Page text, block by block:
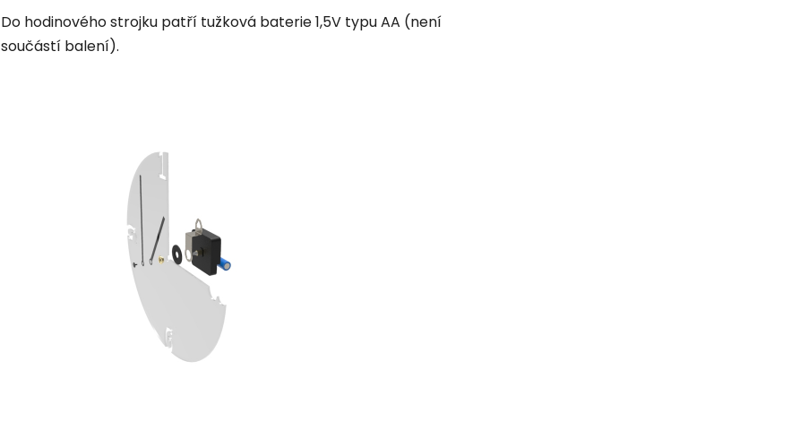
Do hodinového strojku patří tužková baterie 1,5V typu AA (není
součástí balení).